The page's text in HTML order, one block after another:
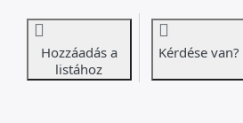
Hozzáadás a
listához
Kérdése van?